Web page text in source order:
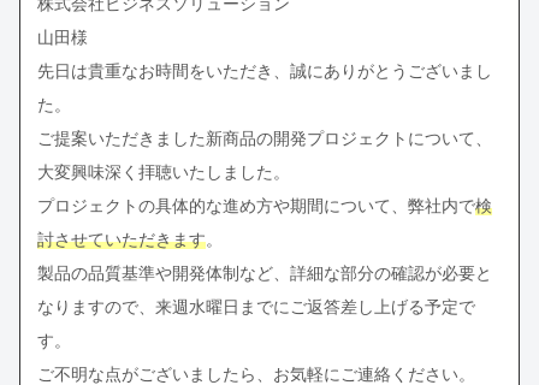
山田様
先日は貴重なお時間をいただき、誠にありがとうございまし
た。
ご提案いただきました新商品の開発プロジェクトについて、
大変興味深く拝聴いたしました。
プロジェクトの具体的な進め方や期間について、弊社内で検
討させていただきます。
製品の品質基準や開発体制など、詳細な部分の確認が必要と
なりますので、来週水曜日までにご返答差し上げる予定で
す。
ご不明な点がございましたら、お気軽にご連絡ください。